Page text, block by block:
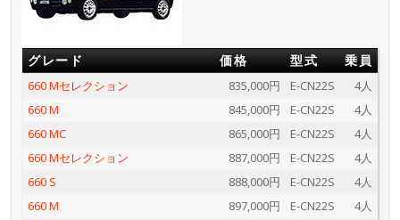
グレード 価格 型式 乗員
660 Mセレクション 835,000円 E-CN22S
4人
660 M
845,000円 E-CN22S
4人
660 MC
865,000円 E-CN22S
4人
660 Mセレクション
887,000円 E-CN22S
4人
660 S
888,000円 E-CN22S
4人
660 M
897,000円 E-CN22S
4人